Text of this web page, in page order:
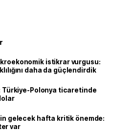
istikrar vurgusu:
daha da güçlendirdik
Türkiye-Polonya ticaretinde
gelecek hafta kritik önemde:
var